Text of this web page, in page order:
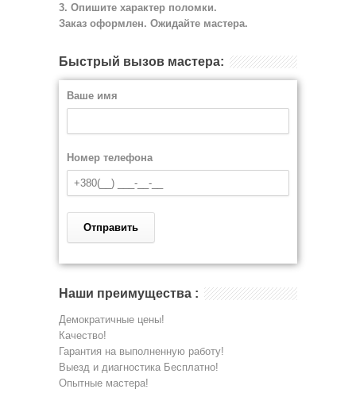
3. Опишите характер поломки.
Заказ оформлен. Ожидайте мастера.
Быстрый вызов мастера:
Ваше имя
Номер телефона
Наши преимущества :
Демократичные цены!
Качество!
Гарантия на выполненную работу!
Выезд и диагностика Бесплатно!
Опытные мастера!